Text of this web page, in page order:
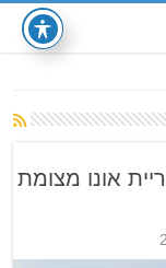
אונו מצומת
2